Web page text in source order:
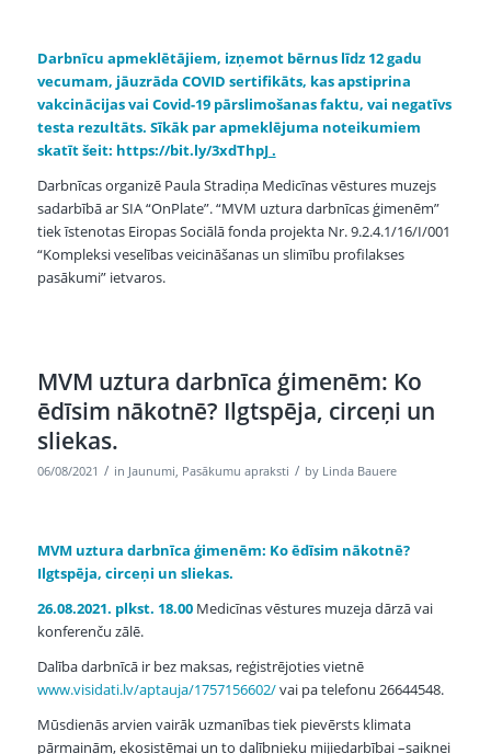
Darbnīcu apmeklētājiem, izņemot bērnus līdz 12 gadu
vecumam, jāuzrāda COVID sertifikāts, kas apstiprina
vakcinācijas vai Covid-19 pārslimošanas faktu, vai negatīvs
testa rezultāts. Sīkāk par apmeklējuma noteikumiem
skatīt šeit: https://bit.ly/3xdThpJ.
Darbnīcas organizē Paula Stradiņa Medicīnas vēstures muzejs
sadarbībā ar SIA “OnPlate”. “MVM uztura darbnīcas ģimenēm”
tiek īstenotas Eiropas Sociālā fonda projekta Nr. 9.2.4.1/16/I/001
“Kompleksi veselības veicināšanas un slimību profilakses
pasākumi” ietvaros.
MVM uztura darbnīca ģimenēm: Ko
ēdīsim nākotnē? Ilgtspēja, circeņi un
sliekas.
06/08/2021 / in Jaunumi Pasākumu apraksti / by Linda Bauere
MVM uztura darbnīca ģimenēm: Ko ēdīsim nākotnē?
Ilgtspēja, circeņi un sliekas.
26.08.2021. plkst. 18.00Medicīnas vēstures muzeja dārzā vai
konferenču zālē.
Dalība darbnīcā ir bez maksas, reģistrējoties vietnē
www.visidati.lv/aptauja/1757156602/vai pa telefonu 26644548.
Mūsdienās arvien vairāk uzmanības tiek pievērsts klimata
pārmaiņām, ekosistēmai un to dalībnieku mijiedarbībai –saiknei